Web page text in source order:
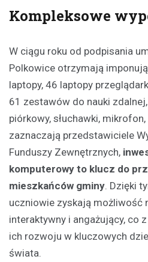
Kompleksowe
W ciągu roku od podpisania
Polkowice otrzymają
laptopy, 46 laptopy
61 zestawów do nauki
piórkowy, słuchawki,
zaznaczają przedstawiciele
Funduszy Zewnętrznych,
komputerowy to klucz do
mieszkańców gminy. Dzięki
uczniowie zyskają możliwość
interaktywny i angażujący, co
ich rozwoju w kluczowych
świata.